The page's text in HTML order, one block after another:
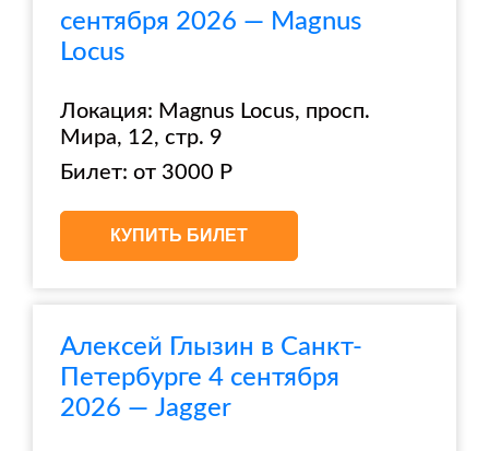
сентября 2026 — Magnus
Locus
Локация: Magnus Locus, просп.
Мира, 12, стр. 9
Билет: от 3000 Р
КУПИТЬ БИЛЕТ
Алексей Глызин в Санкт-
Петербурге 4 сентября
2026 — Jagger